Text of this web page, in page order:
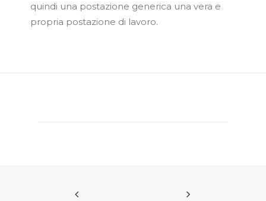
quindi una postazione generica una vera e
propria postazione di lavoro.